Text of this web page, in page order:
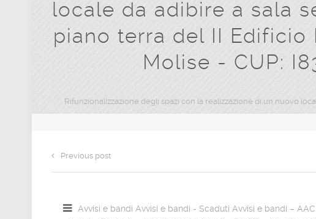
locale da adibire a sala
piano terra del II
Molise - CUP:
Rifunzionalizzazione degli spazi con la realizzazione di un nuovo
Previous post
Avvisi e bandi Avvisi e bandi - Scaduti Avvisi e bandi –